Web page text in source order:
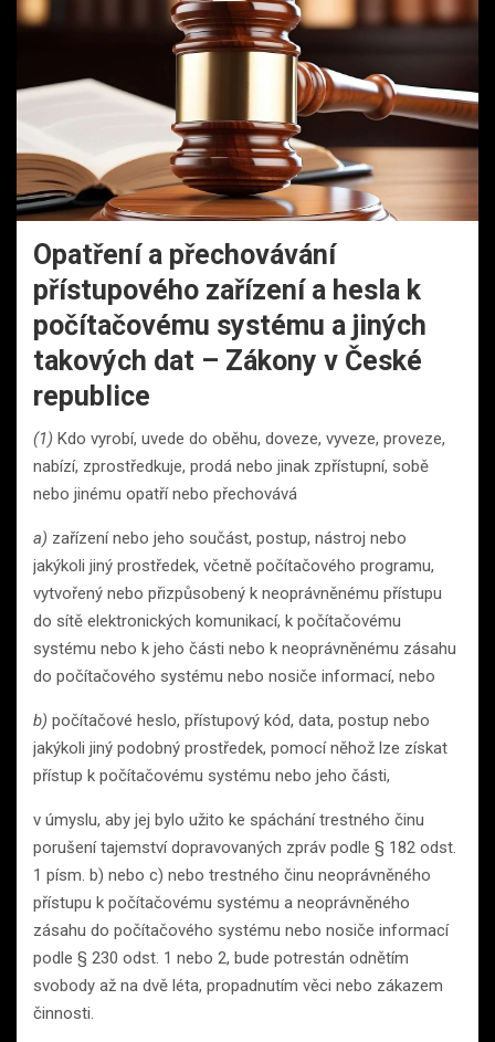
Opatření a přechovávání
přístupového zařízení a hesla k
počítačovému systému a jiných
takových dat – Zákony v České
republice
(1) Kdo vyrobí, uvede do oběhu, doveze, vyveze, proveze,
nabízí, zprostředkuje, prodá nebo jinak zpřístupní, sobě
nebo jinému opatří nebo přechovává
a) zařízení nebo jeho součást, postup, nástroj nebo
jakýkoli jiný prostředek, včetně počítačového programu,
vytvořený nebo přizpůsobený k neoprávněnému přístupu
do sítě elektronických komunikací, k počítačovému
systému nebo k jeho části nebo k neoprávněnému zásahu
do počítačového systému nebo nosiče informací, nebo
b) počítačové heslo, přístupový kód, data, postup nebo
jakýkoli jiný podobný prostředek, pomocí něhož lze získat
přístup k počítačovému systému nebo jeho části,
v úmyslu, aby jej bylo užito ke spáchání trestného činu
porušení tajemství dopravovaných zpráv podle § 182 odst.
1 písm. b) nebo c) nebo trestného činu neoprávněného
přístupu k počítačovému systému a neoprávněného
zásahu do počítačového systému nebo nosiče informací
podle § 230 odst. 1 nebo 2, bude potrestán odnětím
svobody až na dvě léta, propadnutím věci nebo zákazem
činnosti.